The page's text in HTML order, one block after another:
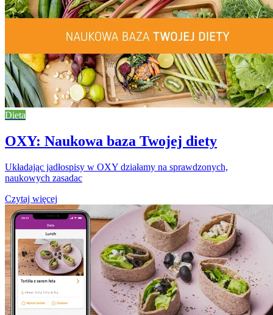
Dieta
OXY: Naukowa baza Twojej diety
Układając jadłospisy w OXY działamy na sprawdzonych,
naukowych zasadac
Czytaj więcej